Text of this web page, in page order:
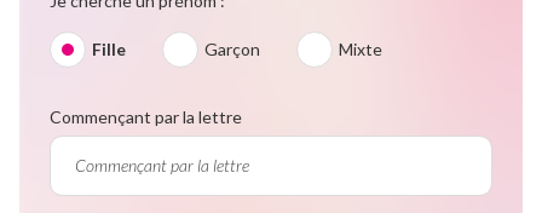
Fille Garçon Mixte
Commençant par la lettre